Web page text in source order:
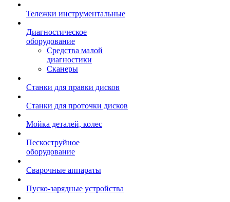
Тележки инструментальные
Диагностическое
оборудование
Средства малой
диагностики
Сканеры
Станки для правки дисков
Станки для проточки дисков
Мойка деталей, колес
Пескоструйное
оборудование
Сварочные аппараты
Пуско-зарядные устройства